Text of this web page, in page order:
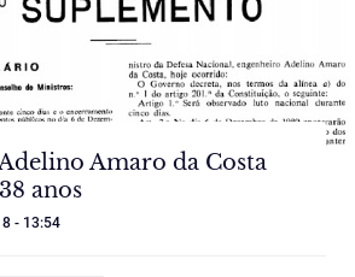
Amaro da Costa
anos
- 13:54